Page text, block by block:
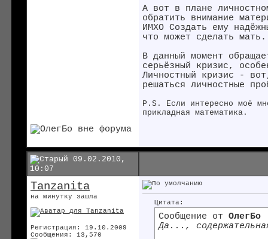
А вот в плане
обратить внимание
ИМХО Создать ему
что может сделать
В данный момент
серьёзный кризис,
Личностный кризис -
решаться личностные
P.S. Если интересно моё
прикладная математика.
09.02.2010,
10:07
Tanzanita
на минутку зашла
Регистрация: 19.10.2009
Сообщения: 13,570
Цитата:
Сообщение от ОлегБо
Да...,